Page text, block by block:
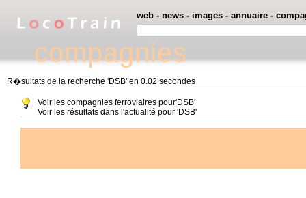
compagnies
web - news - images - annuaire -
R�sultats de la recherche 'DSB' en 0.02 secondes
Voir les compagnies ferroviaires pour'DSB'
Voir les résultats dans l'actualité pour 'DSB'